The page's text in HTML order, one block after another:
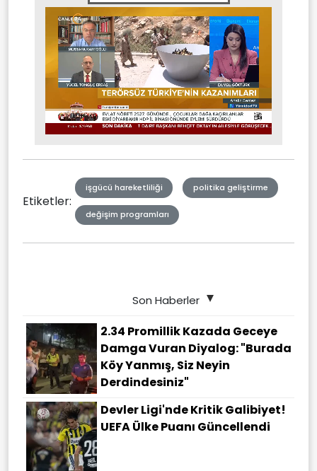
Unmute Stream
Etiketler:
işgücü hareketliliği politika geliştirme
değişim programları
Son Haberler
2.34 Promillik Kazada Geceye
Damga Vuran Diyalog: "Burada
Köy Yanmış, Siz Neyin
Derdindesiniz"
Devler Ligi'nde Kritik Galibiyet!
UEFA Ülke Puanı Güncellendi